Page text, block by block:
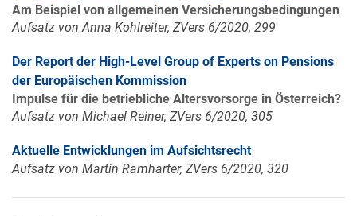
Am Beispiel von allgemeinen Versicherungsbedingungen
Aufsatz von Anna Kohlreiter, ZVers 6/2020, 299
Der Report der High-Level Group of Experts on Pensions
der Europäischen Kommission
Impulse für die betriebliche Altersvorsorge in Österreich?
Aufsatz von Michael Reiner, ZVers 6/2020, 305
Aktuelle Entwicklungen im Aufsichtsrecht
Aufsatz von Martin Ramharter, ZVers 6/2020, 320